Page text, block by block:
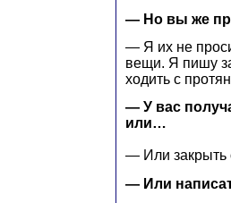
— Но вы же
— Я их не
вещи. Я пишу
ходить с
— У вас
или…
— Или закрыть
— Или